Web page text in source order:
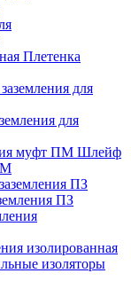
Плетенка
для
Шлейф
ПЗ
изолированная